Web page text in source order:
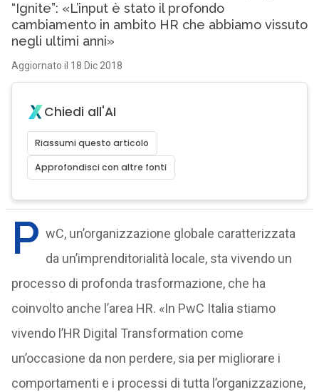
“Ignite”: «L’input è stato il profondo
cambiamento in ambito HR che abbiamo vissuto
negli ultimi anni»
Aggiornato il 18 Dic 2018
Chiedi all'AI
Riassumi questo articolo
Approfondisci con altre fonti
P wC, un’organizzazione globale caratterizzata
da un’imprenditorialità locale, sta vivendo un
processo di profonda trasformazione, che ha
coinvolto anche l’area HR. «In PwC Italia stiamo
vivendo l’HR Digital Transformation come
un’occasione da non perdere, sia per migliorare i
comportamenti e i processi di tutta l’organizzazione,